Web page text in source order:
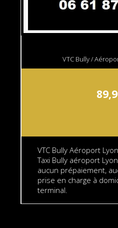
VTC Bully /
VTC Bully Aéroport
Taxi Bully aéroport
aucun prépaiement,
prise en charge à
terminal.